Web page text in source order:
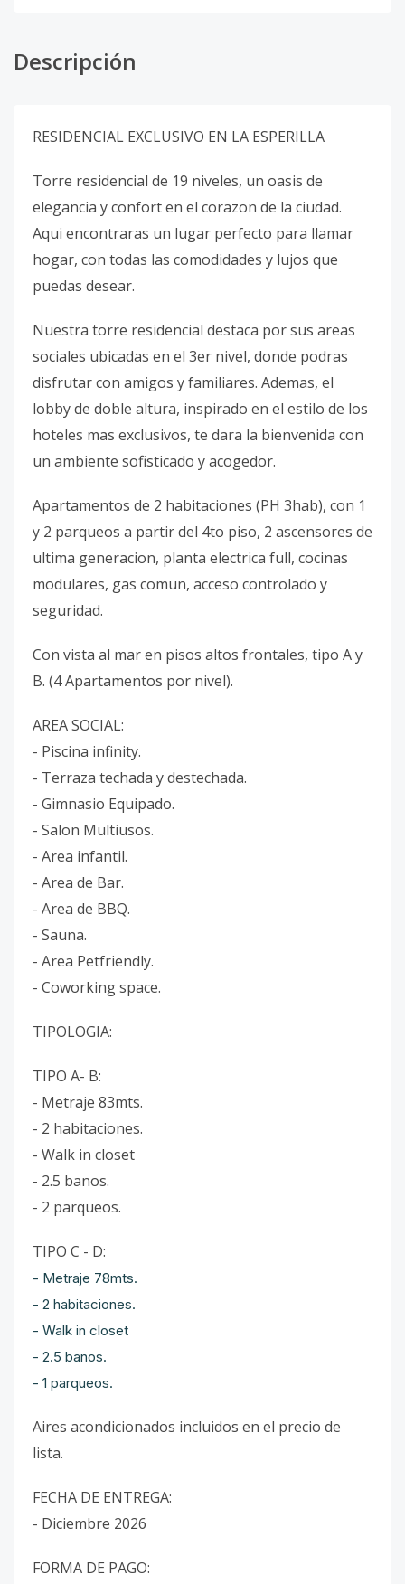
Descripción
RESIDENCIAL EXCLUSIVO EN LA ESPERILLA
Torre residencial de 19 niveles, un oasis de
elegancia y confort en el corazon de la ciudad.
Aqui encontraras un lugar perfecto para llamar
hogar, con todas las comodidades y lujos que
puedas desear.
Nuestra torre residencial destaca por sus areas
sociales ubicadas en el 3er nivel, donde podras
disfrutar con amigos y familiares. Ademas, el
lobby de doble altura, inspirado en el estilo de los
hoteles mas exclusivos, te dara la bienvenida con
un ambiente sofisticado y acogedor.
Apartamentos de 2 habitaciones (PH 3hab), con 1
y 2 parqueos a partir del 4to piso, 2 ascensores de
ultima generacion, planta electrica full, cocinas
modulares, gas comun, acceso controlado y
seguridad.
Con vista al mar en pisos altos frontales, tipo A y
B. (4 Apartamentos por nivel).
AREA SOCIAL:
- Piscina infinity.
- Terraza techada y destechada.
- Gimnasio Equipado.
- Salon Multiusos.
- Area infantil.
- Area de Bar.
- Area de BBQ.
- Sauna.
- Area Petfriendly.
- Coworking space.
TIPOLOGIA:
TIPO A- B:
- Metraje 83mts.
- 2 habitaciones.
- Walk in closet
- 2.5 banos.
- 2 parqueos.
TIPO C - D:
- Metraje 78mts.
- 2 habitaciones.
- Walk in closet
- 2.5 banos.
- 1 parqueos.
Aires acondicionados incluidos en el precio de
lista.
FECHA DE ENTREGA:
- Diciembre 2026
FORMA DE PAGO: